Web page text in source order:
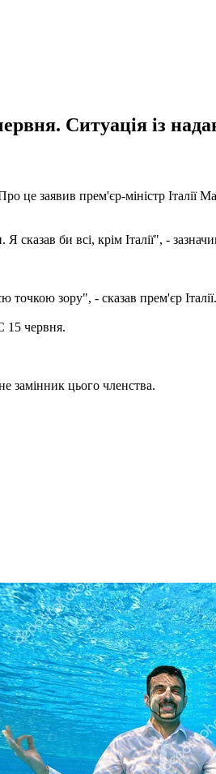
Ситуація із
заявив прем'єр-міністр Італії
би всі, крім Італії", -
точкою зору", - сказав прем'єр Італії.
15 червня.
замінник цього членства.